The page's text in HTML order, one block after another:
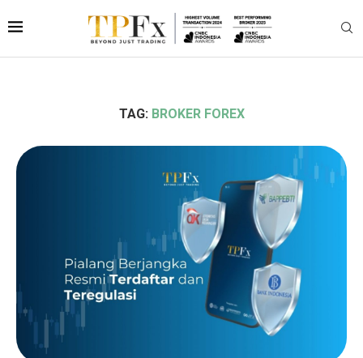
TAG: BROKER FOREX